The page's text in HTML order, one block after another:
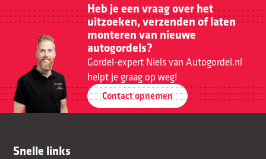
Heb je een vraag over het
uitzoeken, verzenden of laten
monteren van nieuwe
autogordels?
Gordel-expert Niels van Autogordel.nl
helpt je graag op weg!
Contact opnemen
Snelle links